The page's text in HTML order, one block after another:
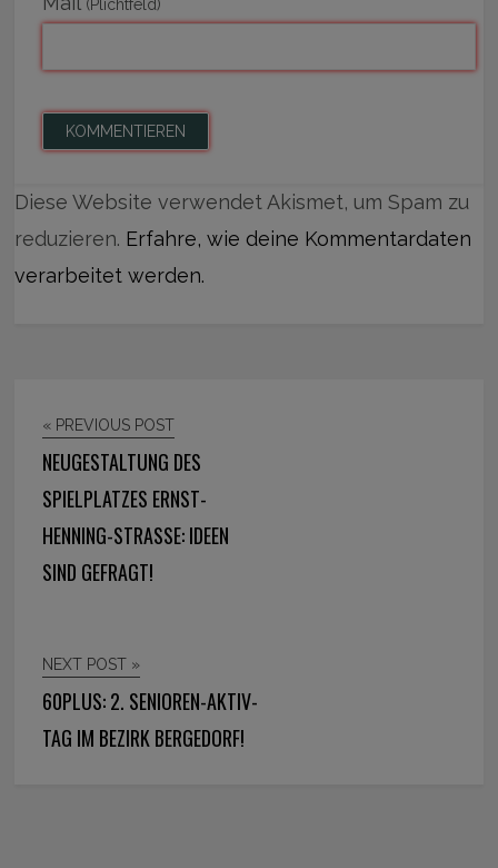
(Plichtfeld)
Diese Website verwendet Akismet, um Spam zu
reduzieren. Erfahre, wie deine Kommentardaten
verarbeitet werden.
« PREVIOUS POST
NEUGESTALTUNG DES
SPIELPLATZES ERNST-
HENNING-STRASSE: IDEEN S
IND GEFRAGT!
NEXT POST »
60PLUS: 2. SENIOREN-AKTIV-
TAG IM BEZIRK BERGEDORF!